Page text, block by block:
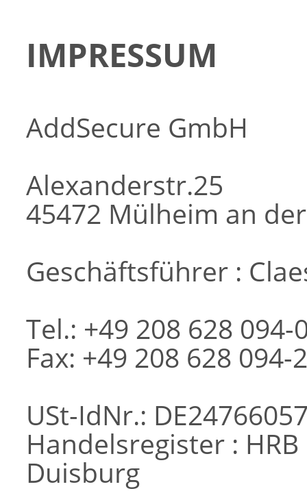
IMPRESSUM
AddSecure GmbH
Alexanderstr.25
45472 Mülheim an
Geschäftsführer :
Tel.: +49 208 628 094-
Fax: +49 208 628 094-
USt-IdNr.:
Handelsregister :
Duisburg